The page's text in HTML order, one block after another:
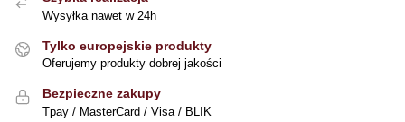
Wysyłka nawet w 24h
Tylko europejskie produkty
Oferujemy produkty dobrej jakości
Bezpieczne zakupy
Tpay / MasterCard / Visa / BLIK